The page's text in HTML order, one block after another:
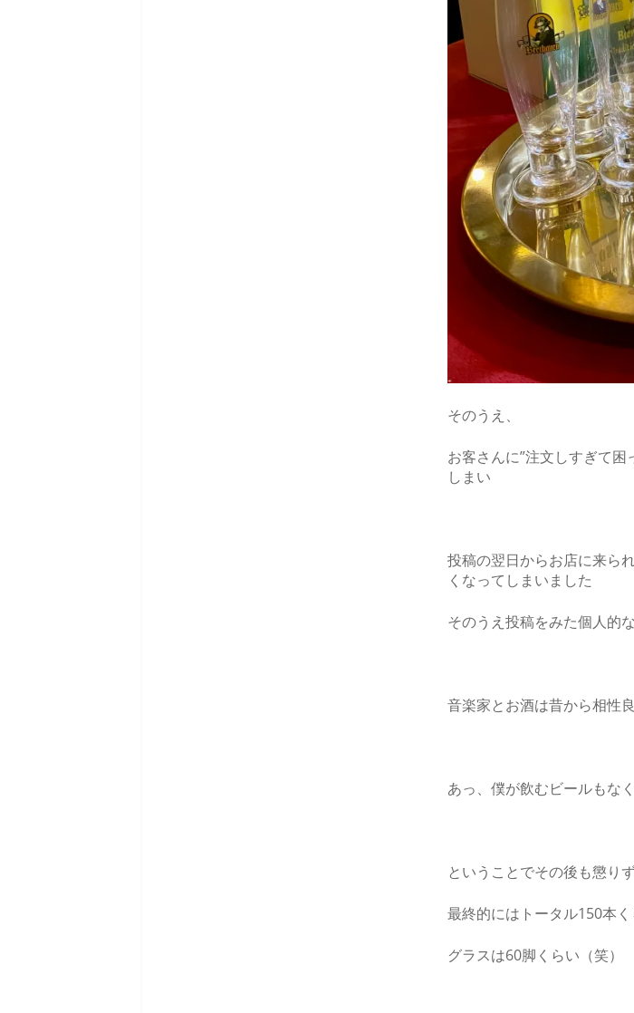
そのうえ、
お客さんに”注文しすぎて
しまい
投稿の翌日からお店に来ら
くなってしまいました
そのうえ投稿をみた個人的
音楽家とお酒は昔から相性
あっ、僕が飲むビールもな
ということでその後も懲り
最終的にはトータル150本
グラスは60脚くらい（笑）